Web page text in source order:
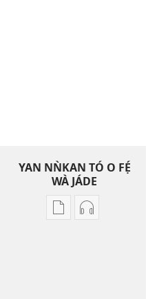
YAN NǸKAN TÓ O FẸ́
WÀ JÁDE
Bó
Bó